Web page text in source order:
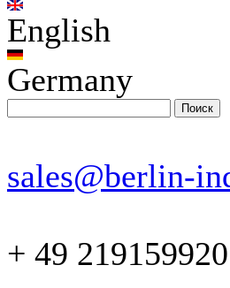
English
Germany
sales@berlin-
+ 49